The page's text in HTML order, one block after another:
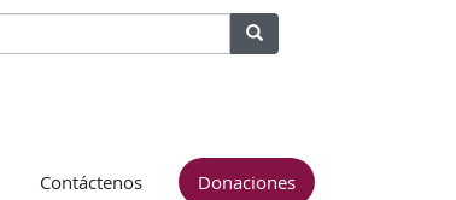
Contáctenos Donaciones